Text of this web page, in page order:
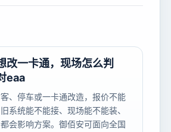
改一卡通，现场怎么判
eaa
、停车或一卡通改造，报价不能
系统能不能接、现场能不能装、
会影响方案。御佰安可面向全国